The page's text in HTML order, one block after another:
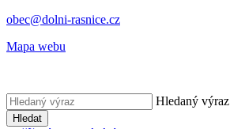
obec@dolni-rasnice.cz
Mapa webu
Hledaný výraz
Hledat